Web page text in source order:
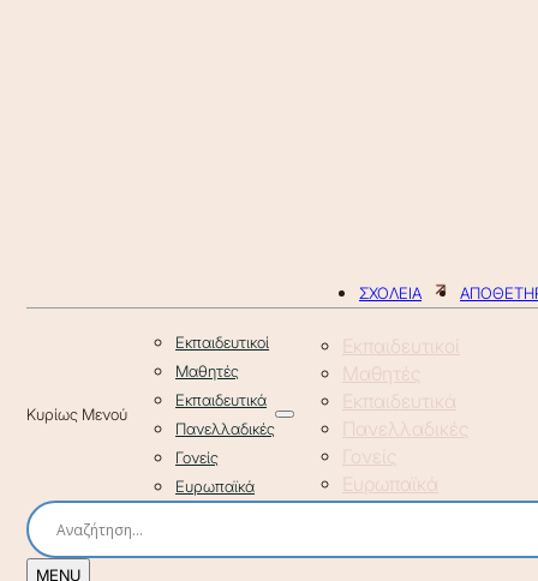
ΣΧΟΛΕΙΑ
Εκπαιδευτικοί
Μαθητές
Εκπαιδευτικά
Πανελλαδικές
Γονείς
Ευρωπαϊκά
Εκπαιδευτικοί
Μαθητές
Εκπαιδευτικά
Πανελλαδικές
Γονείς
Ευρωπαϊκά